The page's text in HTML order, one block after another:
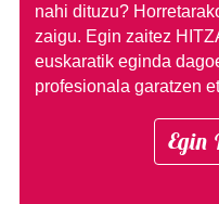
nahi dituzu?
zaigu. Egin zaitez
euskaratik eginda
profesionala garatzen
Egin